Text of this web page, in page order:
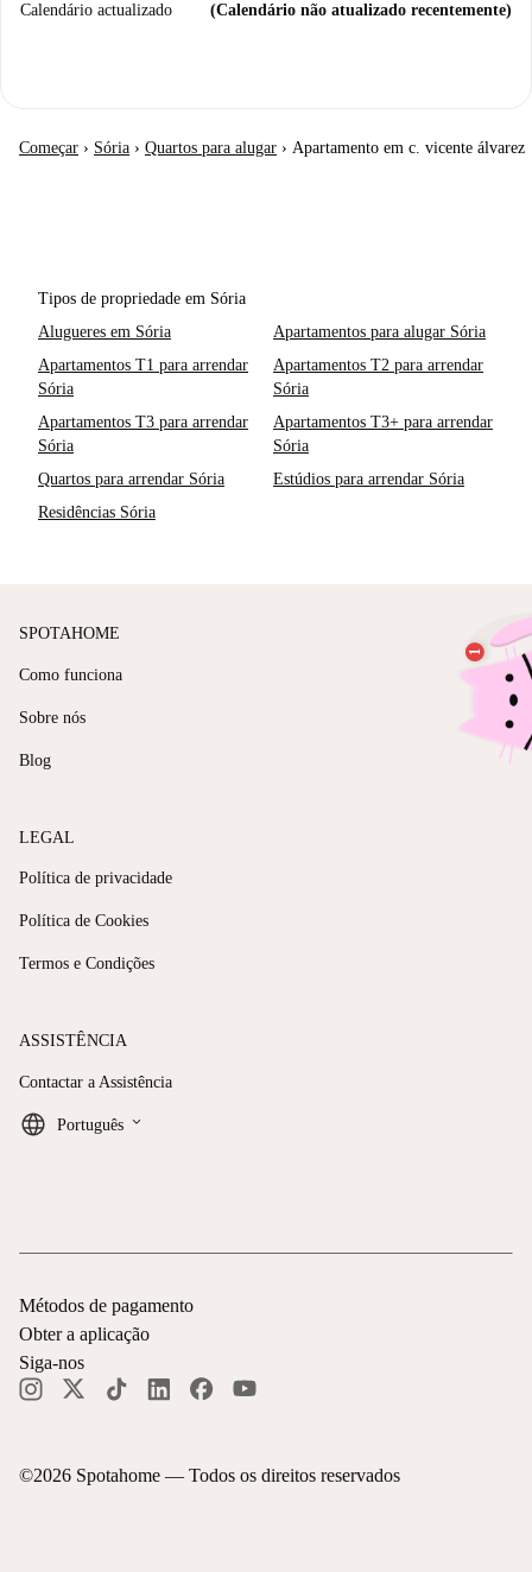
Calendário actualizado (Calendário não atualizado recentemente)
Começar › Sória › Quartos para alugar › Apartamento em c. vicente álvarez
Tipos de propriedade em Sória
Alugueres em Sória
Apartamentos para alugar Sória
Apartamentos T1 para arrendar
Sória
Apartamentos T2 para arrendar
Sória
Apartamentos T3 para arrendar
Sória
Apartamentos T3+ para arrendar
Sória
Quartos para arrendar Sória
Estúdios para arrendar Sória
Residências Sória
SPOTAHOME
Como funciona
Sobre nós
Blog
LEGAL
Política de privacidade
Política de Cookies
Termos e Condições
ASSISTÊNCIA
Contactar a Assistência
Português keyboard_arrow_down
©2026 Spotahome — Todos os direitos reservados
Métodos de pagamento
Obter a aplicação
Siga-nos